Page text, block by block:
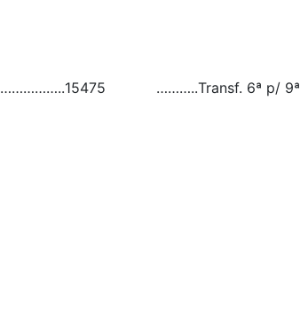
……………..15475 ………..Transf. 6ª p/